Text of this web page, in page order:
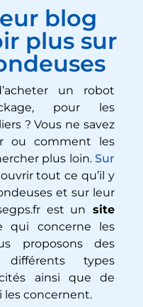
blog
plus sur
un robot
pour les
? Vous ne savez
ou comment les
plus loin. Sur
tout ce qu’il y
et sur leur
est un site
qui concerne les
proposons des
types
ainsi que de
les concernent.